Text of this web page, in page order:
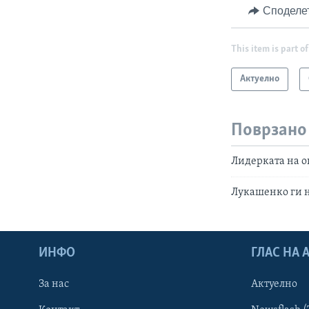
This item is part of
Актуелно
Поврзано
Лидерката на
Лукашенко ги
ИНФО
За нас
ГЛАС НА
Актуелно